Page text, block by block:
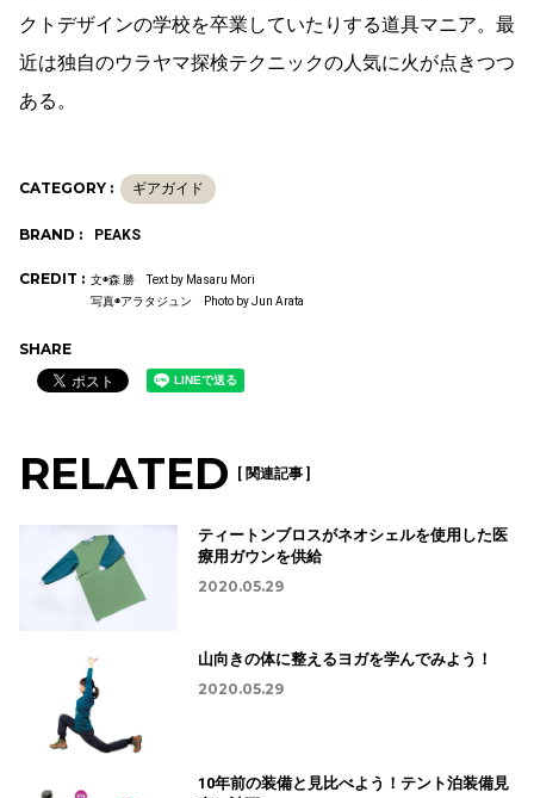
クトデザインの学校を卒業していたりする道具マニア。最
近は独自のウラヤマ探検テクニックの人気に火が点きつつ
ある。
CATEGORY : ギアガイド
BRAND : PEAKS
CREDIT : 文◉森 勝 Text by Masaru Mori
写真◉アラタジュン Photo by Jun Arata
SHARE
RELATED [ 関連記事 ]
ティートンブロスがネオシェルを使用した医
療用ガウンを供給
2020.05.29
山向きの体に整えるヨガを学んでみよう！
2020.05.29
10年前の装備と見比べよう！テント泊装備見